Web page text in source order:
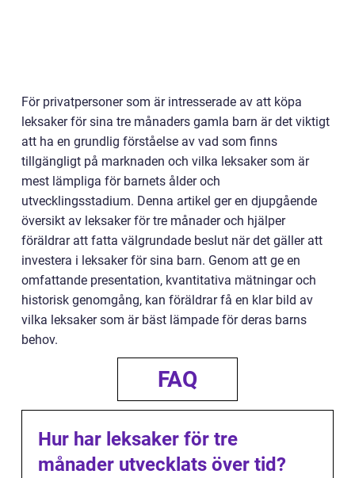
För privatpersoner som är intresserade av att köpa
leksaker för sina tre månaders gamla barn är det viktigt
att ha en grundlig förståelse av vad som finns
tillgängligt på marknaden och vilka leksaker som är
mest lämpliga för barnets ålder och
utvecklingsstadium. Denna artikel ger en djupgående
översikt av leksaker för tre månader och hjälper
föräldrar att fatta välgrundade beslut när det gäller att
investera i leksaker för sina barn. Genom att ge en
omfattande presentation, kvantitativa mätningar och
historisk genomgång, kan föräldrar få en klar bild av
vilka leksaker som är bäst lämpade för deras barns
behov.
FAQ
Hur har leksaker för tre
månader utvecklats över tid?